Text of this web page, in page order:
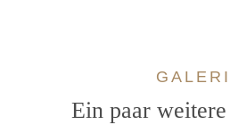
Ein paar